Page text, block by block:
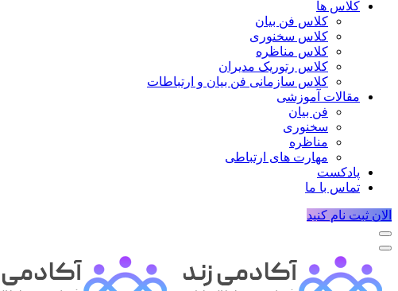
کلاس ها
کلاس فن بیان
کلاس سخنوری
کلاس مناظره
کلاس رتوریک مدیران
کلاس سازمانی فن بیان و ارتباطات
مقالات آموزشی
فن بیان
سخنوری
مناظره
مهارت های ارتباطی
پادکست
تماس با ما
الان ثبت نام کنید